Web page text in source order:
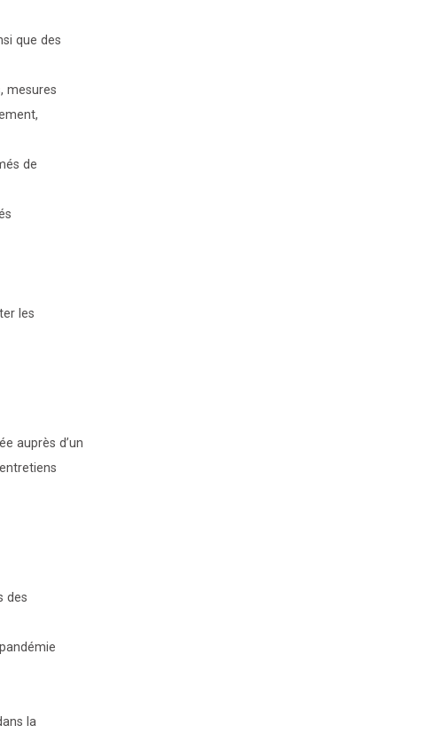
que des
mesures
de
les
auprès d’un
des
la